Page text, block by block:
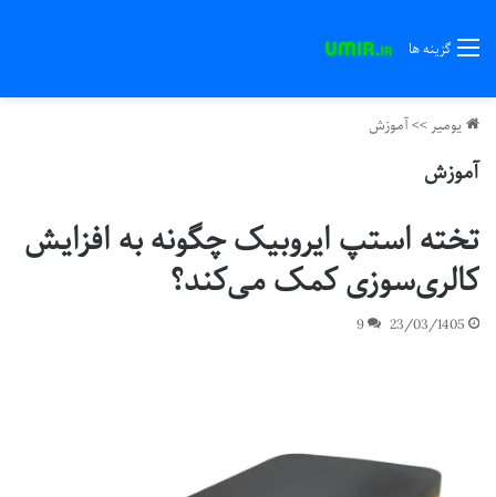
گزینه ها
یومیر>>آموزش
آموزش
تخته استپ ایروبیک چگونه به افزایش
کالری‌سوزی کمک می‌کند؟
23/03/1405
9